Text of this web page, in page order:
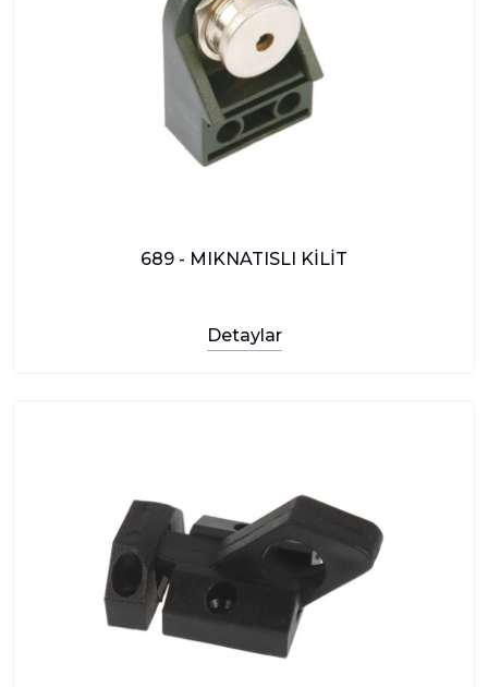
689 - MIKNATISLI KİLİT
Detaylar